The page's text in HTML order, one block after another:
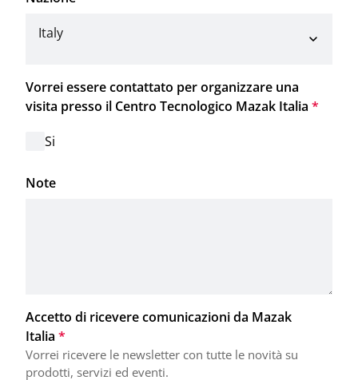
Italy
Vorrei essere contattato per organizzare una
visita presso il Centro Tecnologico Mazak Italia *
Si
Note
Accetto di ricevere comunicazioni da Mazak
Italia *
Vorrei ricevere le newsletter con tutte le novità su
prodotti, servizi ed eventi.